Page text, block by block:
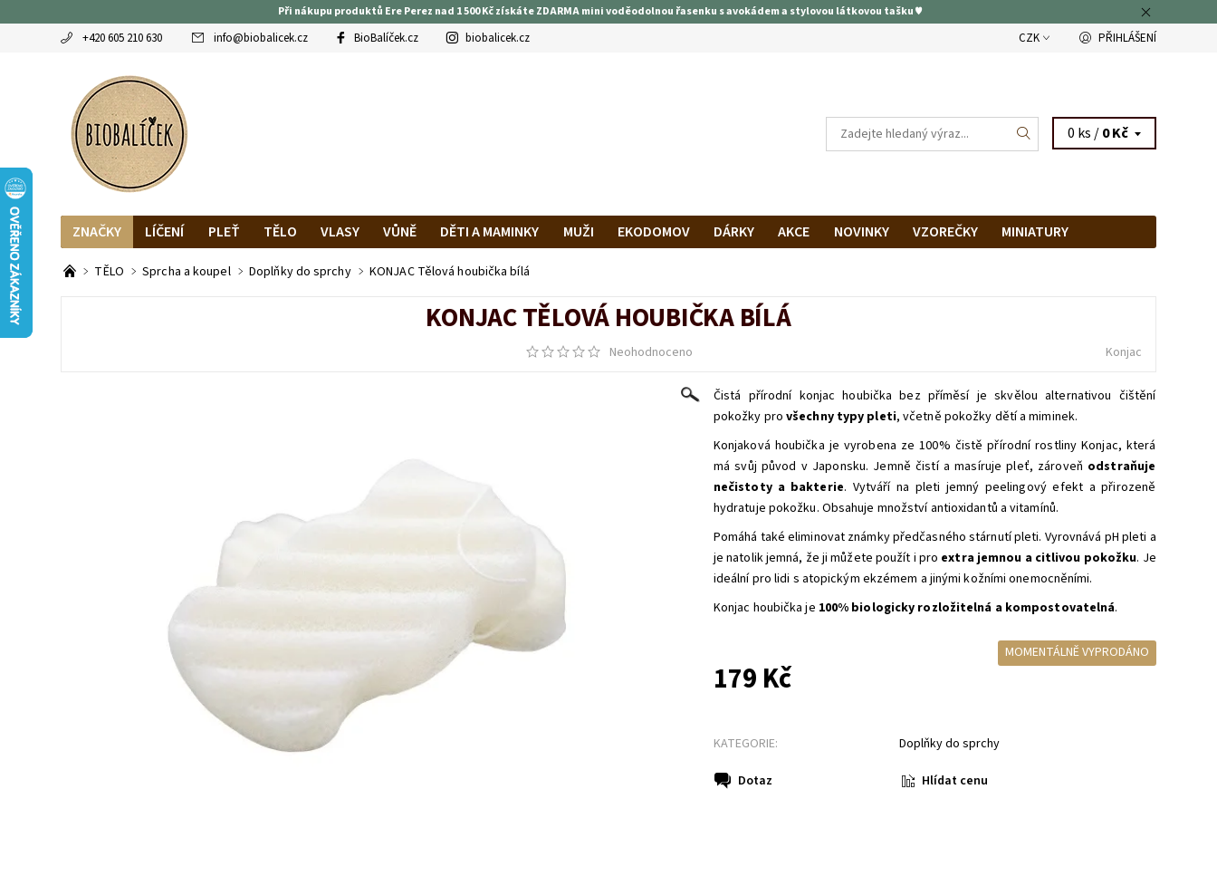
Při nákupu produktů Ere Perez nad 1 500 Kč získáte ZDARMA mini voděodolnou řasenku s avokádem a stylovou látkovou tašku ♥
+420 605 210 630 info@biobalicek.cz BioBalíček.cz biobalicek.cz CZK PŘIHLÁŠENÍ
0 ks /0 Kč
ZNAČKY LÍČENÍ PLEŤ TĚLO VLASY VŮNĚ DĚTI A MAMINKY MUŽI EKODOMOV DÁRKY AKCE NOVINKY VZOREČKY
MINIATURY
OBLÍBENCI
MAGAZÍN RECENZE BLOGEREK DOPRAVA A PLATBA
TĚLO Sprcha a koupel Doplňky do sprchy KONJAC Tělová houbička bílá
KONJAC TĚLOVÁ HOUBIČKA BÍLÁ
Neohodnoceno Konjac
Čistá přírodní konjac houbička bez příměsí je skvělou alternativou čištění
pokožky provšechny typy pleti, včetně pokožky dětí a miminek.
Konjaková houbička je vyrobena ze 100% čistě přírodní rostliny Konjac, která
má svůj původ v Japonsku. Jemně čistí a masíruje pleť, zároveň odstraňuje
nečistoty a bakterie. Vytváří na pleti jemný peelingový efekt a přirozeně
hydratuje pokožku. Obsahuje množství antioxidantů a vitamínů.
Pomáhá také eliminovat známky předčasného stárnutí pleti. Vyrovnává pH pleti a
je natolik jemná, že ji můžete použít i pro extra jemnou a citlivou pokožku. Je
ideální pro lidi s atopickým ekzémem a jinými kožními onemocněními.
Konjac houbička je 100% biologicky rozložitelná a kompostovatelná.
MOMENTÁLNĚ VYPRODÁNO
179 Kč
KATEGORIE: Doplňky do sprchy
Dotaz Hlídat cenu